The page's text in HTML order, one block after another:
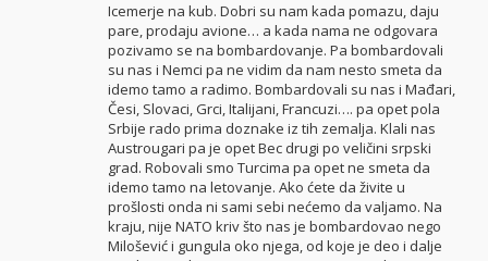
Icemerje na kub. Dobri su nam kada pomazu, daju
pare, prodaju avione… a kada nama ne odgovara
pozivamo se na bombardovanje. Pa bombardovali
su nas i Nemci pa ne vidim da nam nesto smeta da
idemo tamo a radimo. Bombardovali su nas i Mađari,
Česi, Slovaci, Grci, Italijani, Francuzi…. pa opet pola
Srbije rado prima doznake iz tih zemalja. Klali nas
Austrougari pa je opet Bec drugi po veličini srpski
grad. Robovali smo Turcima pa opet ne smeta da
idemo tamo na letovanje. Ako ćete da živite u
prošlosti onda ni sami sebi nećemo da valjamo. Na
kraju, nije NATO kriv što nas je bombardovao nego
Milošević i gungula oko njega, od koje je deo i dalje